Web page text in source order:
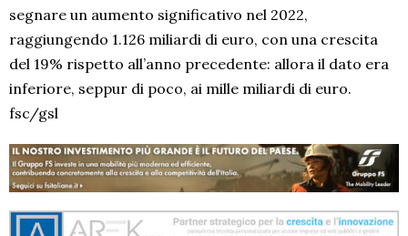
segnare un aumento significativo nel 2022,
raggiungendo 1.126 miliardi di euro, con una crescita
del 19% rispetto all’anno precedente: allora il dato era
inferiore, seppur di poco, ai mille miliardi di euro.
fsc/gsl